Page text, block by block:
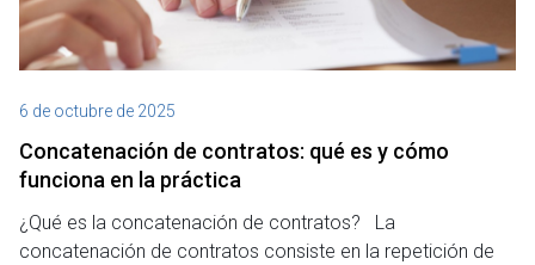
6 de octubre de 2025
Concatenación de contratos: qué es y cómo
funciona en la práctica
¿Qué es la concatenación de contratos? La
concatenación de contratos consiste en la repetición de